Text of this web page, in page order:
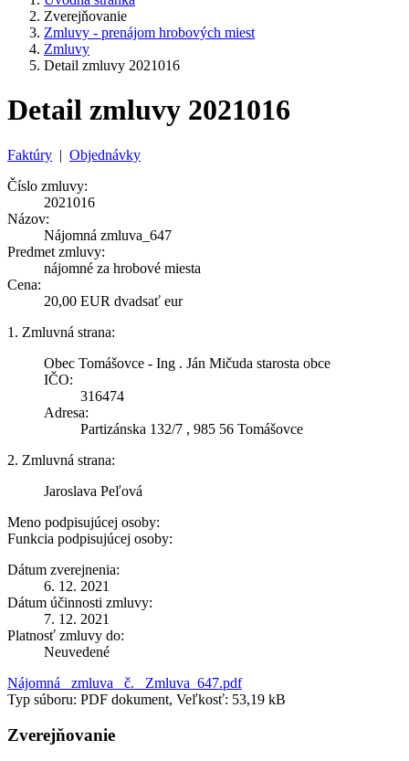
Zverejňovanie
Zmluvy - prenájom hrobových miest
Zmluvy
Detail zmluvy 2021016
Detail zmluvy 2021016
Faktúry | Objednávky
Číslo zmluvy:
2021016
Názov:
Nájomná zmluva_647
Predmet zmluvy:
nájomné za hrobové miesta
Cena:
20,00 EUR dvadsať eur
1. Zmluvná strana:
Obec Tomášovce - Ing . Ján Mičuda starosta obce
IČO:
316474
Adresa:
Partizánska 132/7 , 985 56 Tomášovce
2. Zmluvná strana:
Jaroslava Peľová
Meno podpisujúcej osoby:
Funkcia podpisujúcej osoby:
Dátum zverejnenia:
6. 12. 2021
Dátum účinnosti zmluvy:
7. 12. 2021
Platnosť zmluvy do:
Neuvedené
Nájomná_ zmluva_ č._ Zmluva_647.pdf
Typ súboru: PDF dokument, Veľkosť: 53,19 kB
Zverejňovanie